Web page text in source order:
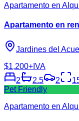
Apartamento en
Apartamento en
Jardines del
$1,200+IVA
2
2.5 2
Pet Friendly
Apartamento en